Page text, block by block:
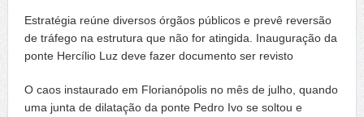
Estratégia reúne diversos órgãos públicos e prevê reversão
de tráfego na estrutura que não for atingida. Inauguração da
ponte Hercílio Luz deve fazer documento ser revisto
O caos instaurado em Florianópolis no mês de julho, quando
uma junta de dilatação da ponte Pedro Ivo se soltou e